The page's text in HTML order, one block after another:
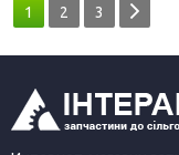
1 2 3